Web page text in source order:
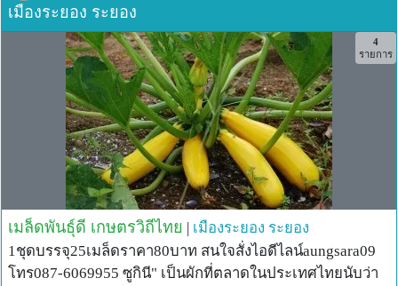
เมืองระยอง ระยอง
4
รายการ
เมล็ดพันธุ์ดี เกษตรวิถีไทย | เมืองระยอง ระยอง
1ชุดบรรจุ25เมล็ดราคา80บาท สนใจสั่งไอดีไลน์aungsara09
โทร087-6069955 ซูกินี" เป็นผักที่ตลาดในประเทศไทยนับว่า